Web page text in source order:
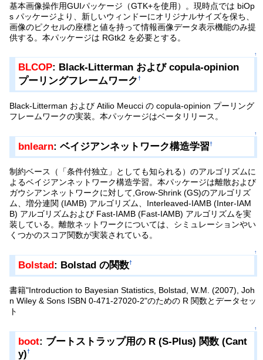
基本画像操作用GUIパッケージ（GTK+を使用）。現時点では biOp
s パッケージより、新しいウィンドーにオリジナルサイズを保ち、
画像のピクセルの座標と値を持って情報画像データ表示機能のみ提
供する。本パッケージは RGtk2 を必要とする。
↑
BLCOP: Black-Litterman および copula-opinion
プーリングフレームワーク†
Black-Litterman および Atilio Meucci の copula-opinion プーリング
フレームワークの実装。本パッケージはベータリリース。
↑
bnlearn: ベイジアンネットワーク構造学習†
制約ベース（「条件付独立」としても知られる）のアルゴリズムに
よるベイジアンネットワーク構造学習。本パッケージは離散および
ガウシアンネットワークに対して,Grow-Shrink (GS)のアルゴリズ
ム、増分連関 (IAMB) アルゴリズム、Interleaved-IAMB (Inter-IAM
B) アルゴリズムおよび Fast-IAMB (Fast-IAMB) アルゴリズムを実
装している。離散ネットワークについては、シミュレーションやい
くつかのスコア関数が実装されている。
↑
Bolstad: Bolstad の関数†
書籍"Introduction to Bayesian Statistics, Bolstad, W.M. (2007), Joh
n Wiley & Sons ISBN 0-471-27020-2"のための R 関数とデータセッ
ト
↑
boot: ブートストラップ用の R (S-Plus) 関数 (Cant
y)†